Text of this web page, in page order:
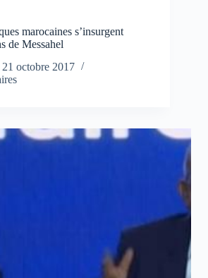
marocaines s’insurgent
de Messahel
21 octobre 2017